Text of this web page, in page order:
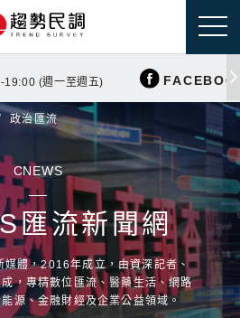
19:00 (週一至週五)
政治匯流
CNEWS
匯流新聞網
媒體，2016年成立，由資深記者、
，專精數位匯流、醫藥生活、網路
源、金融財經及企業公益領域。